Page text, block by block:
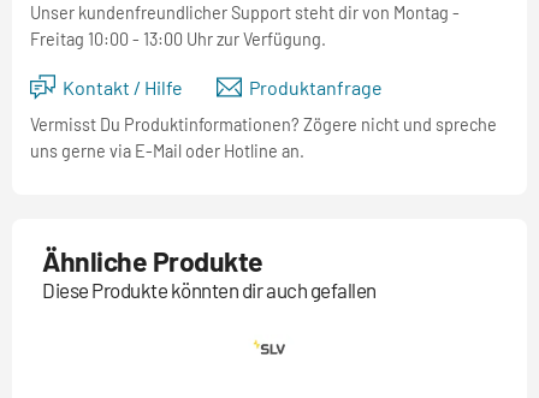
Unser kundenfreundlicher Support steht dir von Montag -
Freitag 10:00 - 13:00 Uhr zur Verfügung.
Kontakt / Hilfe Produktanfrage
Vermisst Du Produktinformationen? Zögere nicht und spreche
uns gerne via E-Mail oder Hotline an.
Ähnliche Produkte
Diese Produkte könnten dir auch gefallen